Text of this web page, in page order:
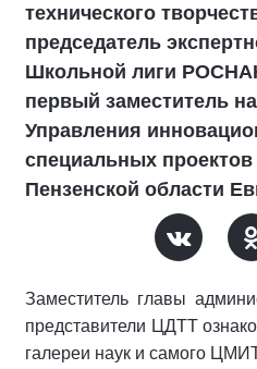
технического
председатель
Школьной лиги
первый заместитель
Управления
специальных проектов
Пензенской области
Заместитель главы
представители ЦДТТ
галереи наук и самого